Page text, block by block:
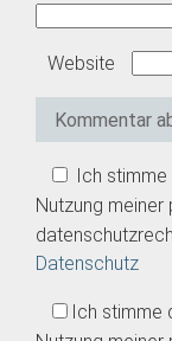
Website
Kommentar
Ich stimme
Nutzung
Datenschutz
Ich stimme